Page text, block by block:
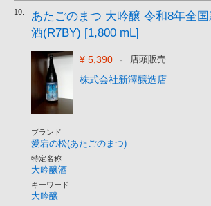
10.
あたごのまつ 大吟醸 令和8年全
酒(R7BY) [1,800 mL]
¥ 5,390 - 店頭販売
株式会社新澤醸造店
ブランド
愛宕の松(あたごのまつ)
特定名称
大吟醸酒
キーワード
大吟醸